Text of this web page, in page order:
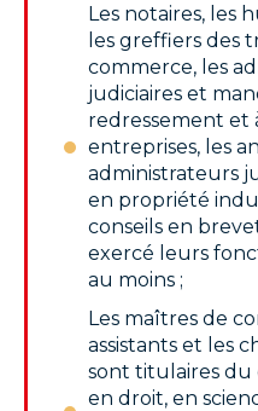
Les notaires, les
les greffiers des
commerce, les
judiciaires et
redressement et
entreprises, les
administrateurs
en propriété
conseils en
exercé leurs
au moins ;
Les maîtres de
assistants et les
sont titulaires
en droit, en